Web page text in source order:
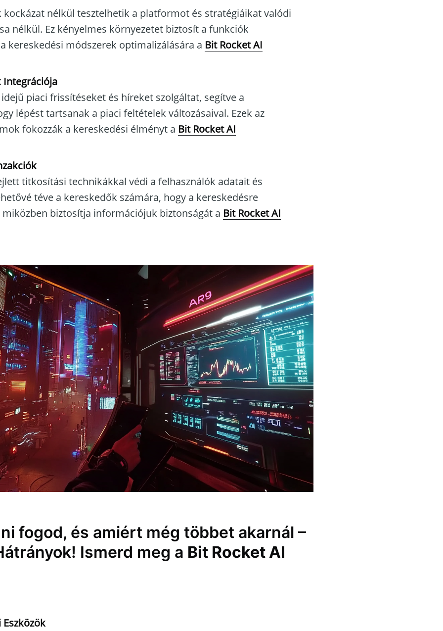
kockázat nélkül tesztelhetik a platformot és stratégiáikat valódi
nélkül. Ez kényelmes környezetet biztosít a funkciók
kereskedési módszerek optimalizálására a Bit Rocket AI
Integrációja
piaci frissítéseket és híreket szolgáltat, segítve a
lépést tartsanak a piaci feltételek változásaival. Ezek az
fokozzák a kereskedési élményt a Bit Rocket AI
titkosítási technikákkal védi a felhasználók adatait és
téve a kereskedők számára, hogy a kereskedésre
biztosítja információjuk biztonságát a Bit Rocket AI
fogod, és amiért még többet akarnál –
Ismerd meg a Bit Rocket AI